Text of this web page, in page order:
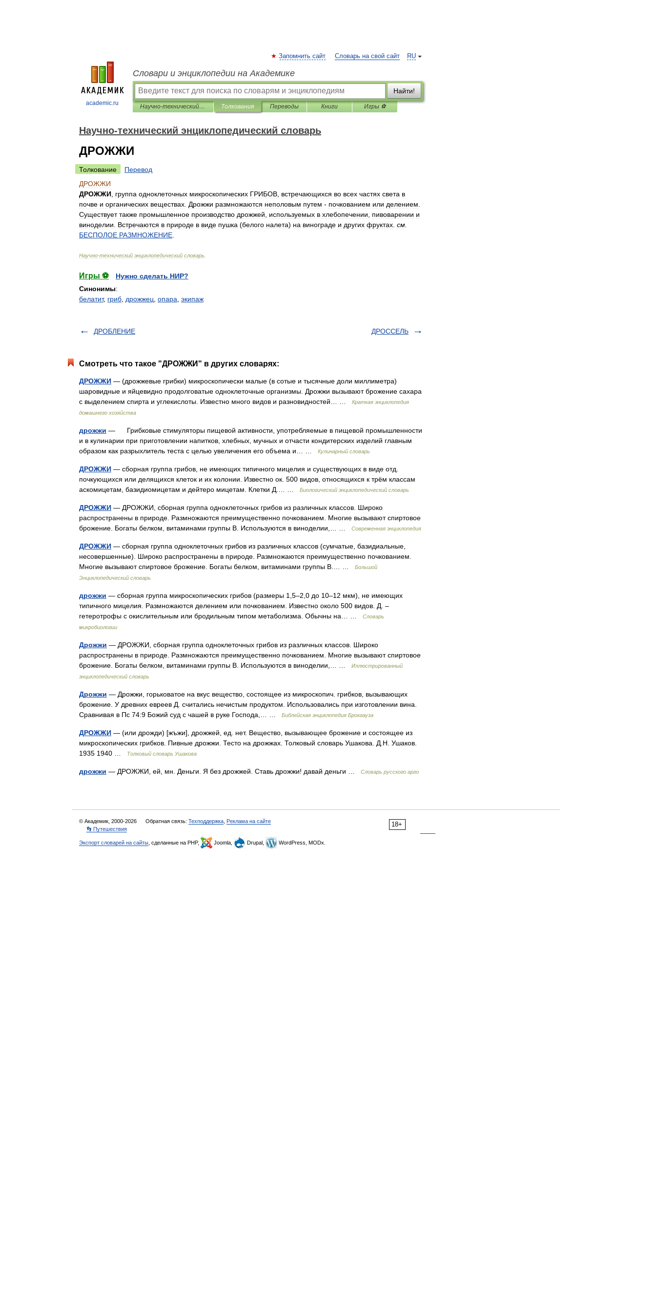
academic.ru
RU
Запомнить сайт Словарь на свой сайт
Словари и энциклопедии на Академике
Найти!
Научно-технический энциклопедический словарь Толкования Переводы Книги Игры ⚽
Научно-технический энциклопедический словарь
ДРОЖЖИ
Толкование
Перевод
ДРОЖЖИ
ДРОЖЖИ группа одноклеточных микроскопических ГРИБОВ встречающихся во всех частях света в
почве и органических веществах Дрожжи размножаются неполовым путем - почкованием или делением
Существует также промышленное производство дрожжей используемых в хлебопечении пивоварении и
виноделии
Встречаются в природе в виде пушка (белого налета) на винограде и других фруктах см
БЕСПОЛОЕ РАЗМНОЖЕНИЕ
Научно-технический энциклопедический словарь
Игры ⚽
Нужно сделать НИР?
Синонимы:
белатит, гриб дрожжец опара экипаж
ДРОБЛЕНИЕ ДРОССЕЛЬ
Смотреть что такое "ДРОЖЖИ" в других словарях:
ДРОЖЖИ — (дрожжевые грибки) микроскопически малые (в сотые и тысячные доли миллиметра)
шаровидные и яйцевидно продолговатые одноклеточные организмы. Дрожжи вызывают брожение сахара
с выделением спирта и углекислоты. Известно много видов и разновидностей… …
Краткая энциклопедия
домашнего хозяйства
дрожжи — Грибковые стимуляторы пищевой активности, употребляемые в пищевой промышленности
и в кулинарии при приготовлении напитков, хлебных, мучных и отчасти кондитерских изделий главным
образом как разрыхлитель теста с целью увеличения его объема и… …
Кулинарный словарь
ДРОЖЖИ — сборная группа грибов, не имеющих типичного мицелия и существующих в виде отд.
почкующихся или делящихся клеток и их колонии. Известно ок. 500 видов, относящихся к трём классам
аскомицетам, базидиомицетам и дейтеро мицетам. Клетки Д.… …
Биологический энциклопедический словарь
ДРОЖЖИ — ДРОЖЖИ, сборная группа одноклеточных грибов из различных классов. Широко
распространены в природе. Размножаются преимущественно почкованием. Многие вызывают спиртовое
брожение. Богаты белком, витаминами группы B. Используются в виноделии,… …
Современная энциклопедия
ДРОЖЖИ — сборная группа одноклеточных грибов из различных классов (сумчатые, базидиальные,
несовершенные). Широко распространены в природе. Размножаются преимущественно почкованием.
Многие вызывают спиртовое брожение. Богаты белком, витаминами группы В.… …
Большой
Энциклопедический словарь
дрожжи — сборная группа микроскопических грибов (размеры 1,5–2,0 до 10–12 мкм), не имеющих
типичного мицелия. Размножаются делением или почкованием. Известно около 500 видов. Д. –
гетеротрофы с окислительным или бродильным типом метаболизма. Обычны на… …
Словарь
микробиологии
Дрожжи — ДРОЖЖИ, сборная группа одноклеточных грибов из различных классов. Широко
распространены в природе. Размножаются преимущественно почкованием. Многие вызывают спиртовое
брожение. Богаты белком, витаминами группы B. Используются в виноделии,… …
Иллюстрированный
энциклопедический словарь
Дрожжи — Дрожжи, горьковатое на вкус вещество, состоящее из микроскопич. грибков, вызывающих
брожение. У древних евреев Д. считались нечистым продуктом. Использовались при изготовлении вина.
Сравнивая в Пс 74:9 Божий суд с чашей в руке Господа,… …
Библейская энциклопедия Брокгауза
ДРОЖЖИ — (или дрожди) [жъжи], дрожжей, ед. нет. Вещество, вызывающее брожение и состоящее из
микроскопических грибков. Пивные дрожжи. Тесто на дрожжах. Толковый словарь Ушакова. Д.Н. Ушаков.
1935 1940 …
Толковый словарь Ушакова
дрожжи — ДРОЖЖИ, ей, мн. Деньги. Я без дрожжей. Ставь дрожжи! давай деньги … Словарь русского арго
18+
© Академик, 2000-2026 Обратная связь: Техподдержка Реклама на сайте
👣 Путешествия
Экспорт словарей на сайты , сделанные на PHP, Joomla, Drupal, WordPress, MODx.